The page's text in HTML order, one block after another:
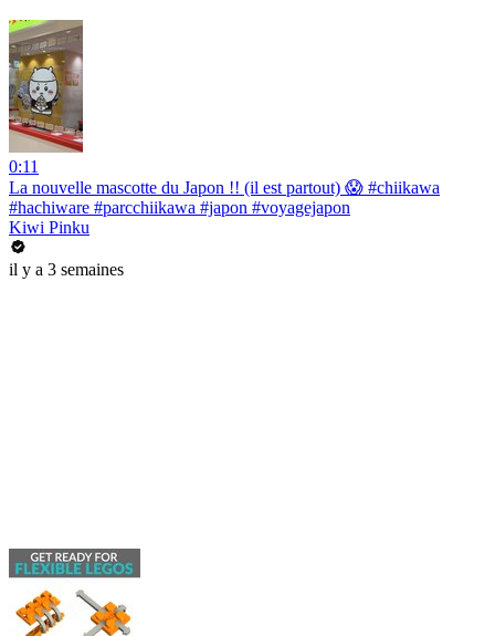
0:11
La nouvelle mascotte du Japon !! (il est partout) 😱 #chiikawa
#hachiware #parcchiikawa #japon #voyagejapon
Kiwi Pinku
il y a 3 semaines